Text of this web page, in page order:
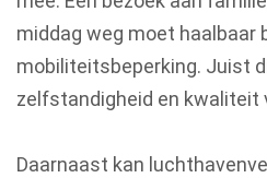
middag weg moet haalbaar
mobiliteitsbeperking. Juist
zelfstandigheid en kwaliteit
Daarnaast kan